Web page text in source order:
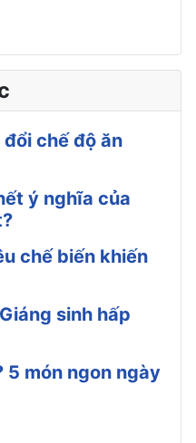
chế độ ăn
ý nghĩa của
chế biến khiến
sinh hấp
5 món ngon ngày